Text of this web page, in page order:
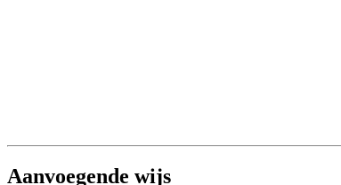
Aanvoegende wijs